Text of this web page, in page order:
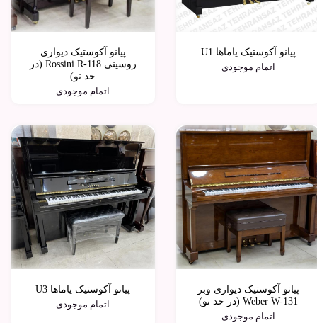
پیانو آکوستیک یاماها U1
اتمام موجودی
پیانو آکوستیک دیواری
روسینی Rossini R-118 (در
حد نو)
اتمام موجودی
پیانو آکوستیک دیواری وبر
Weber W-131 (در حد نو)
اتمام موجودی
پیانو آکوستیک یاماها U3
اتمام موجودی